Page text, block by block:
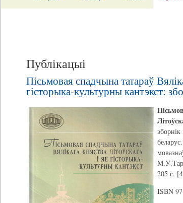
Публікацыі
Пісьмовая спадчына татараў
гісторыка-культурны кантэкст:
205 с.
ISBN